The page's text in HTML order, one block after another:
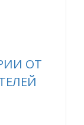
ОТ